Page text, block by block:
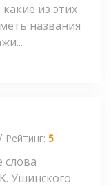
из этих
названия
Рейтинг: 5
слова
Ушинского